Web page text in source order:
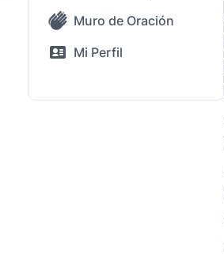
Muro de Oración
Mi Perfil